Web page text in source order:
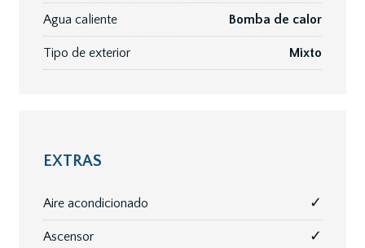
Agua caliente Bomba de calor
Tipo de exterior Mixto
EXTRAS
Aire acondicionado ✓
Ascensor ✓